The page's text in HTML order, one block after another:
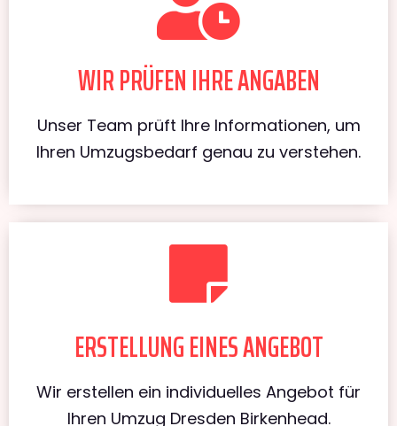
WIR PRÜFEN IHRE ANGABEN
Unser Team prüft Ihre Informationen, um
Ihren Umzugsbedarf genau zu verstehen.
ERSTELLUNG EINES ANGEBOT
Wir erstellen ein individuelles Angebot für
Ihren Umzug Dresden Birkenhead.